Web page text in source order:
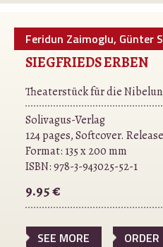
Feridun Zaimoglu, Günter
SIEGFRIEDS ERBEN
Theaterstück für die
Solivagus-Verlag
124 pages, Softcover.
Format: 135 x 200 mm
ISBN:978-3-943025-52-1
9.95 €
SEE MORE ORDER